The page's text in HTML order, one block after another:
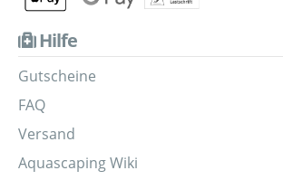
Hilfe
Gutscheine
FAQ
Versand
Aquascaping Wiki